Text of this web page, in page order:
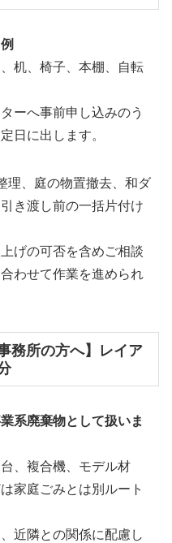
机、椅子、本棚、自転
ーへ事前申し込みのう
日に出します。
理、庭の物置撤去、和ダ
き渡し前の一括片付け
げの可否を含めご相談
わせて作業を進められ
務所の方へ】レイア
系廃棄物として扱いま
、複合機、モデル材
家庭ごみとは別ルート
近隣との関係に配慮し